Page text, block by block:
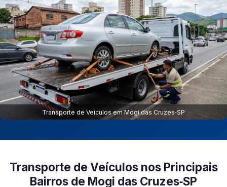
Transporte de Veículos em Mogi das Cruzes‑SP
Transporte de Veículos nos Principais
Bairros de Mogi das Cruzes‑SP